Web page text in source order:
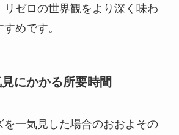
リゼロの世界観をより深く味わ
めです。
にかかる所要時間
を一気見した場合のおおよその